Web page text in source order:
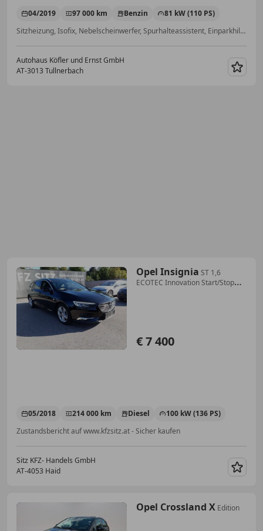
04/2019 97 000 km Benzin
81 kW (110 PS)
Sitzheizung, Isofix, Nebelscheinwerfer, Spurhalteassistent, Einparkhilfe Sensoren hinten, Fernlichtassistent, Alufelgen, Freisprecheinrichtung
Autohaus Köfler und Ernst GmbH
AT-3013 Tullnerbach
Opel Insignia ST 1,6
ECOTEC Innovation Start/Stop
€ 7 400
05/2018 214 000 km Diesel
100 kW (136 PS)
Zustandsbericht auf www.kfzsitz.at - Sicher kaufen
Sitz KFZ- Handels GmbH
AT-4053 Haid
Opel Crossland X Edition